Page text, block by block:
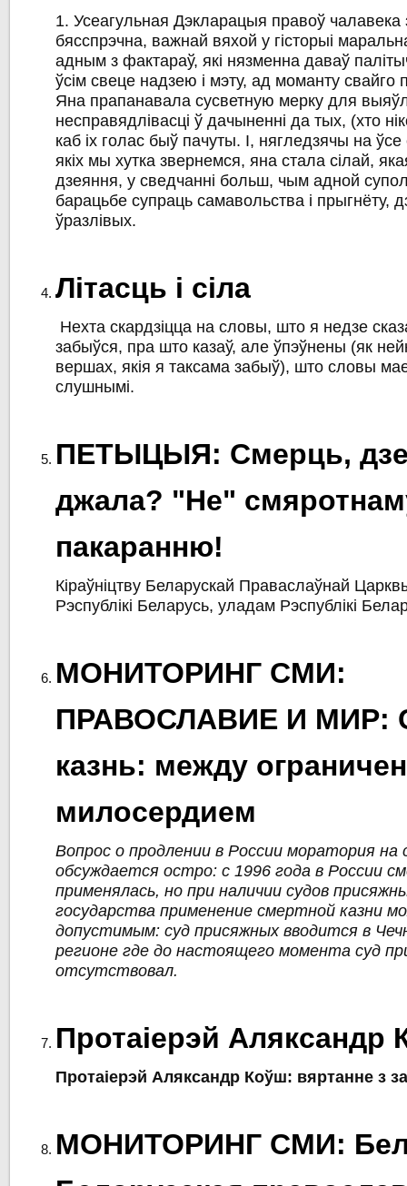
1. Усеагульная Дэкларацыя правоў чалавека
бясспрэчна, важнай вяхой у гісторыі
адным з фактараў, які нязменна даваў
ўсім свеце надзею і мэту, ад моманту свайго
Яна прапанавала сусветную мерку для
несправядлівасці ў дачыненні да тых, (хто
каб іх голас быў пачуты. І, нягледзячы на ўсе
якіх мы хутка звернемся, яна стала сілай,
дзеяння, у сведчанні больш, чым адной
барацьбе супраць самавольства і прыгнёту,
ўразлівых.
Літасць і сіла
Нехта скардзіцца на словы, што я недзе
забыўся, пра што казаў, але ўпэўнены (як
вершах, якія я таксама забыў), што словы
слушнымі.
ПЕТЫЦЫЯ: Смерць, дзе
джала? "Не"
пакаранню!
Кіраўніцтву Беларускай Праваслаўнай
Рэспублікі Беларусь, уладам Рэспублікі
МОНИТОРИНГ СМИ:
ПРАВОСЛАВИЕ И МИР:
казнь: между
милосердием
Вопрос о продлении в России моратория на
обсуждается остро: с 1996 года в России
применялась, но при наличии судов
государства применение смертной казни
допустимым: суд присяжных вводится в
регионе где до настоящего момента суд
отсутствовал.
Протаіерэй Аляксандр
Протаіерэй Аляксандр Коўш: вяртанне з
МОНИТОРИНГ СМИ: